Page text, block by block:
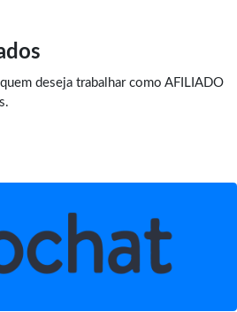
deseja trabalhar como AFILIADO